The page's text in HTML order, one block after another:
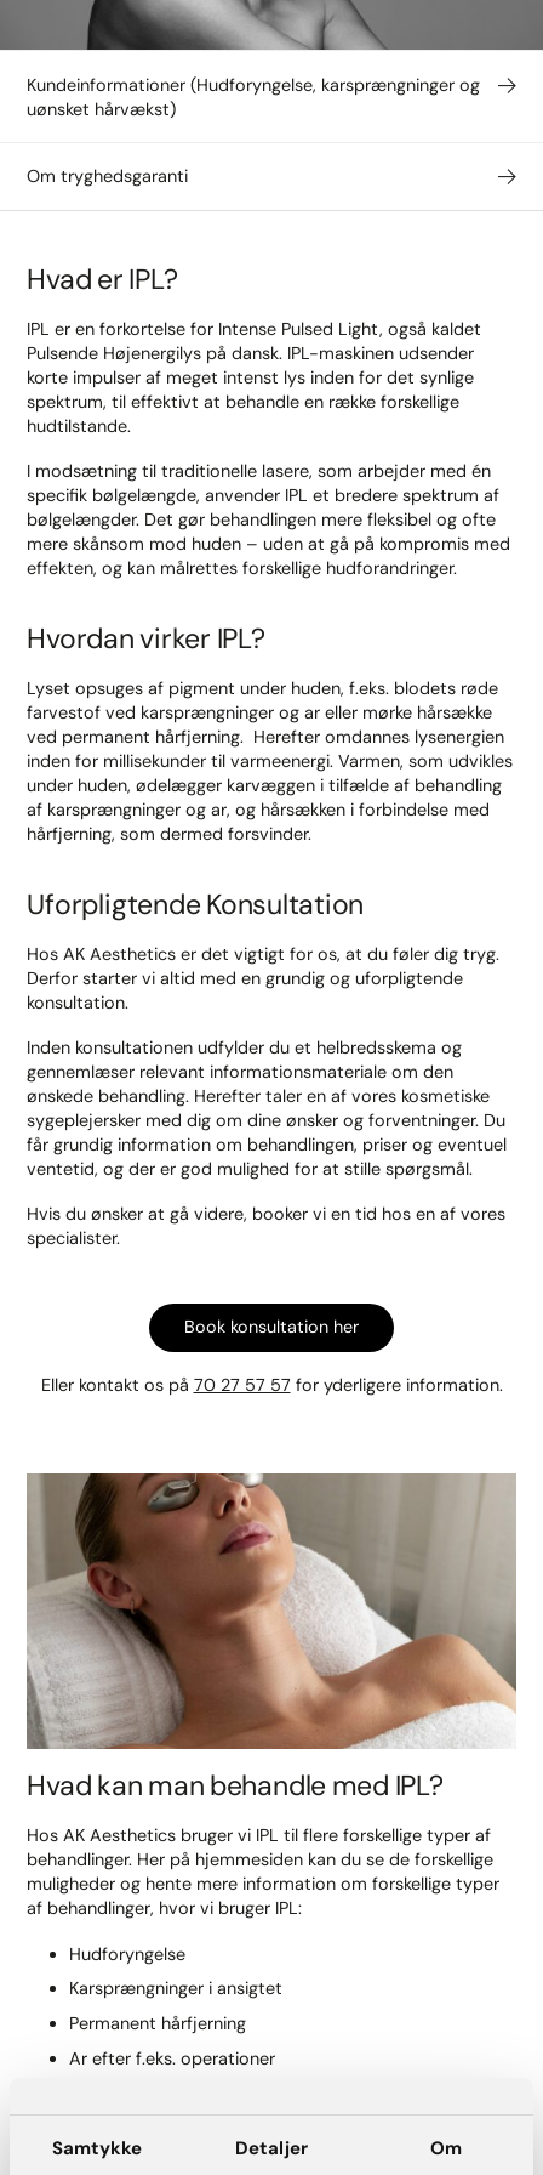
Samtykke Detaljer Om
Kundeinformationer (Hudforyngelse, karsprængninger og
uønsket hårvækst)
Om tryghedsgaranti
Hvad er IPL?
IPL er en forkortelse for Intense Pulsed Light, også kaldet
Pulsende Højenergilys på dansk. IPL-maskinen udsender
korte impulser af meget intenst lys inden for det synlige
spektrum, til effektivt at behandle en række forskellige
hudtilstande.
I modsætning til traditionelle lasere, som arbejder med én
specifik bølgelængde, anvender IPL et bredere spektrum af
bølgelængder. Det gør behandlingen mere fleksibel og ofte
mere skånsom mod huden – uden at gå på kompromis med
effekten, og kan målrettes forskellige hudforandringer.
Hvordan virker IPL?
Lyset opsuges af pigment under huden, f.eks. blodets røde
farvestof ved karsprængninger og ar eller mørke hårsække
ved permanent hårfjerning. Herefter omdannes lysenergien
inden for millisekunder til varmeenergi. Varmen, som udvikles
under huden, ødelægger karvæggen i tilfælde af behandling
af karsprængninger og ar, og hårsækken i forbindelse med
hårfjerning, som dermed forsvinder.
Uforpligtende Konsultation
Hos AK Aesthetics er det vigtigt for os, at du føler dig tryg.
Derfor starter vi altid med en grundig og uforpligtende
konsultation.
Inden konsultationen udfylder du et helbredsskema og
gennemlæser relevant informationsmateriale om den
ønskede behandling. Herefter taler en af vores kosmetiske
sygeplejersker med dig om dine ønsker og forventninger. Du
får grundig information om behandlingen, priser og eventuel
ventetid, og der er god mulighed for at stille spørgsmål.
Hvis du ønsker at gå videre, booker vi en tid hos en af vores
specialister.
Book konsultation her
Eller kontakt os på 70 27 57 57for yderligere information.
Hvad kan man behandle med IPL?
Hos AK Aesthetics bruger vi IPL til flere forskellige typer af
behandlinger. Her på hjemmesiden kan du se de forskellige
muligheder og hente mere information om forskellige typer
af behandlinger, hvor vi bruger IPL:
Hudforyngelse
Karsprængninger i ansigtet
Permanent hårfjerning
Ar efter f.eks. operationer